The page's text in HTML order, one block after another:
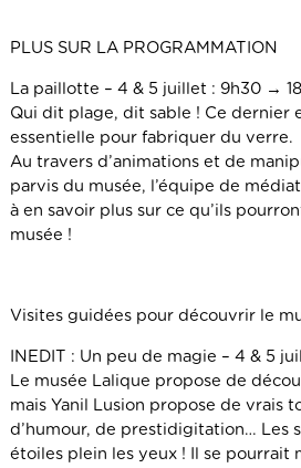
PLUS SUR LA PROGRAMMATION
La paillotte – 4 & 5 juillet : 9h30 →
Qui dit plage, dit sable ! Ce dernier
essentielle pour fabriquer du verre.
Au travers d’animations et de
parvis du musée, l’équipe de
à en savoir plus sur ce qu’ils
musée !
Visites guidées pour découvrir le
INEDIT : Un peu de magie – 4 & 5
Le musée Lalique propose de
mais Yanil Lusion propose de vrais
d’humour, de prestidigitation… Les
étoiles plein les yeux ! Il se pourrait